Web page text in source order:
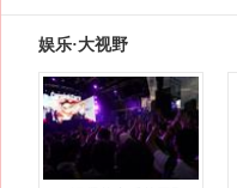
娱乐·大视野